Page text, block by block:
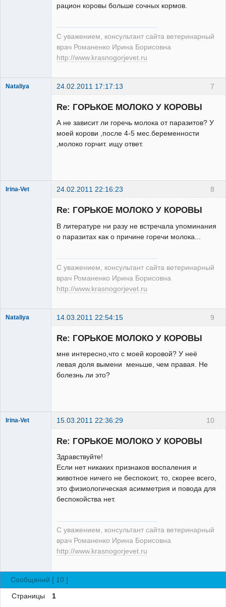
рацион коровы больше сочных кормов.
С уважением, консультант сайта ветеринарный
врач Романенко Ирина Борисовна
http://www.krasnogorjevet.ru
7
Nataliya 24.02.2011 17:17:13
Зарегистрированный
Re: ГОРЬКОЕ МОЛОКО У КОРОВЫ
А не зависит ли горечь молока от паразитов? У
моей корови ,после 4-5 мес.беременности
,молоко горчит. ищу ответ.
8
Irina-Vet 24.02.2011 22:16:23
Re: ГОРЬКОЕ МОЛОКО У КОРОВЫ
В литературе ни разу не встречала упоминания
о паразитах как о причине горечи молока...
С уважением, консультант сайта ветеринарный
врач Романенко Ирина Борисовна
http://www.krasnogorjevet.ru
9
Nataliya 14.03.2011 22:54:15
Зарегистрированный
Re: ГОРЬКОЕ МОЛОКО У КОРОВЫ
мне интересно,что с моей коровой? У неё
левая доля вымени меньше, чем правая. Не
болезнь ли это?
10
Irina-Vet 15.03.2011 22:36:29
Re: ГОРЬКОЕ МОЛОКО У КОРОВЫ
Здравствуйте!
Если нет никаких признаков воспаления и
животное ничего не беспокоит, то, скорее всего,
это физиологическая асимметрия и повода для
беспокойства нет.
С уважением, консультант сайта ветеринарный
врач Романенко Ирина Борисовна
http://www.krasnogorjevet.ru
Сообщений [ 10 ]
Страницы 1